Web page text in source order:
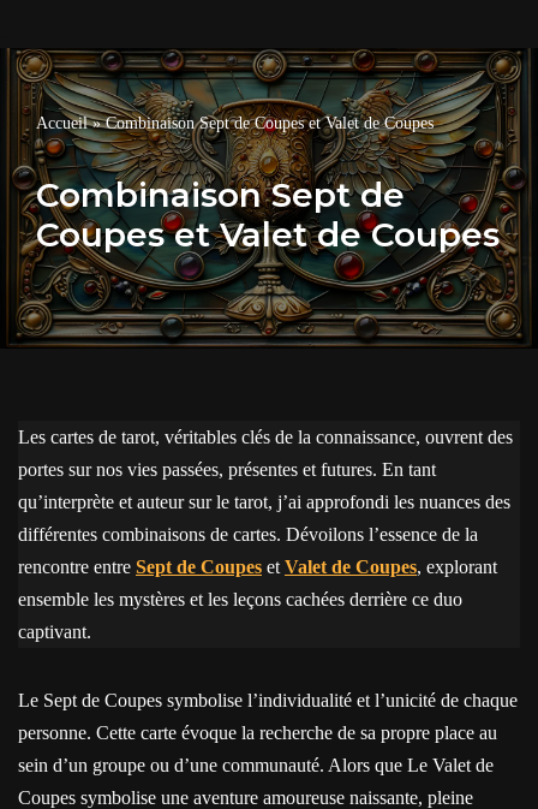
Accueil»Combinaison Sept de Coupes et Valet de Coupes
Combinaison Sept de
Coupes et Valet de Coupes
Les cartes de tarot, véritables clés de la connaissance, ouvrent des
portes sur nos vies passées, présentes et futures. En tant
qu’interprète et auteur sur le tarot, j’ai approfondi les nuances des
différentes combinaisons de cartes. Dévoilons l’essence de la
rencontre entre Sept de Coupes et Valet de Coupes, explorant
ensemble les mystères et les leçons cachées derrière ce duo
captivant.
Le Sept de Coupes symbolise l’individualité et l’unicité de chaque
personne. Cette carte évoque la recherche de sa propre place au
sein d’un groupe ou d’une communauté. Alors que Le Valet de
Coupes symbolise une aventure amoureuse naissante, pleine